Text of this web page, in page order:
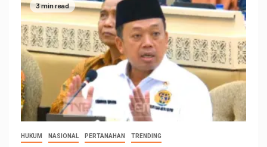
3 min read
HUKUM NASIONAL PERTANAHAN TRENDING